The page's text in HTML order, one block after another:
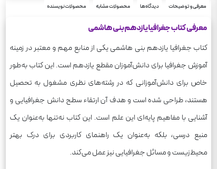
وزن
معرفی و توضیحات دیدگاه‌ها محصولات مشابه محصولات نویسنده
معرفی کتاب جغرافیا یازدهم بنی هاشمی
کتاب جغرافیا یازدهم بنی هاشمی یکی از منابع مهم و معتبر در زمینه
آموزش جغرافیا برای دانش‌آموزان مقطع یازدهم است. این کتاب به‌طور
خاص برای دانش‌آموزانی که در رشته‌های نظری مشغول به تحصیل
هستند، طراحی شده است و هدف آن ارتقاء سطح دانش جغرافیایی و
آشنایی با مفاهیم پایه‌ای این علم است. این کتاب نه‌تنها به‌عنوان یک
منبع درسی، بلکه به‌عنوان یک راهنمای کاربردی برای درک بهتر
محیط‌زیست و مسائل جغرافیایی نیز عمل می‌کند.